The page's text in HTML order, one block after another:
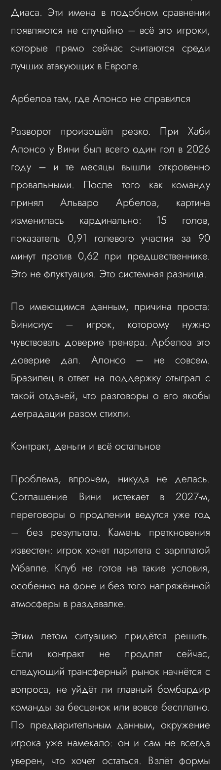
Диаса. Эти имена в подобном сравнении
появляются не случайно – всё это игроки,
которые прямо сейчас считаются среди
лучших атакующих в Европе.
Арбелоа там, где Алонсо не справился
Разворот произошёл резко. При Хаби
Алонсо у Вини был всего один гол в 2026
году – и те месяцы вышли откровенно
провальными. После того как команду
принял Альваро Арбелоа, картина
изменилась кардинально: 15 голов,
показатель 0,91 голевого участия за 90
минут против 0,62 при предшественнике.
Это не флуктуация. Это системная разница.
По имеющимся данным, причина проста:
Винисиус – игрок, которому нужно
чувствовать доверие тренера. Арбелоа это
доверие дал. Алонсо – не совсем.
Бразилец в ответ на поддержку отыграл с
такой отдачей, что разговоры о его якобы
деградации разом стихли.
Контракт, деньги и всё остальное
Проблема, впрочем, никуда не делась.
Соглашение Вини истекает в 2027-м,
переговоры о продлении ведутся уже год
– без результата. Камень преткновения
известен: игрок хочет паритета с зарплатой
Мбаппе. Клуб не готов на такие условия,
особенно на фоне и без того напряжённой
атмосферы в раздевалке.
Этим летом ситуацию придётся решить.
Если контракт не продлят сейчас,
следующий трансферный рынок начнётся с
вопроса, не уйдёт ли главный бомбардир
команды за бесценок или вовсе бесплатно.
По предварительным данным, окружение
игрока уже намекало: он и сам не всегда
уверен, что хочет остаться. Взлёт формы